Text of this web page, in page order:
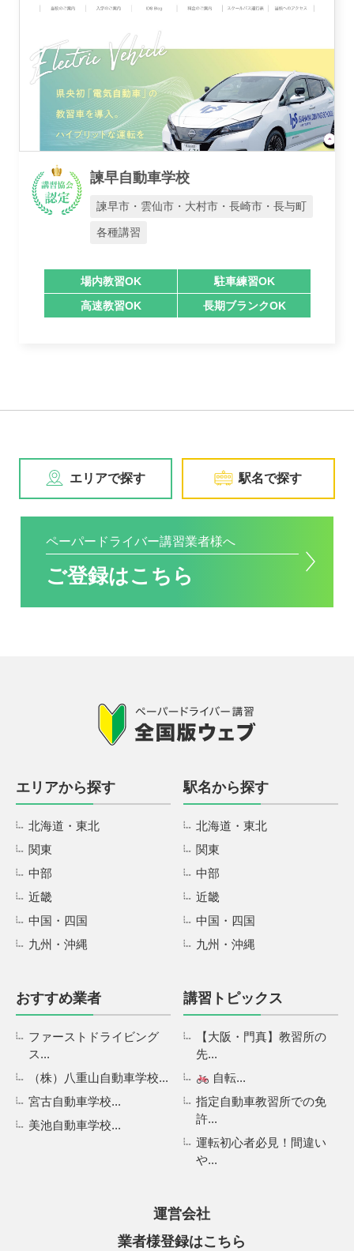
諫早自動車学校
諫早市・雲仙市・大村市・長崎市・長与町
各種講習
場内教習OK
駐車練習OK
高速教習OK
長期ブランクOK
エリアで探す 駅名で探す
ペーパードライバー講習業者様へ
ご登録はこちら
エリアから探す
北海道・東北
関東
中部
近畿
中国・四国
九州・沖縄
駅名から探す
北海道・東北
関東
中部
近畿
中国・四国
九州・沖縄
おすすめ業者
ファーストドライビング
ス...
（株）八重山自動車学校...
宮古自動車学校...
美池自動車学校...
講習トピックス
【大阪・門真】教習所の
先...
自転...
指定自動車教習所での免
許...
運転初心者必見！間違い
や...
運営会社
業者様登録はこちら